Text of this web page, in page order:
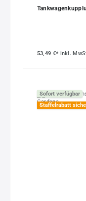
53,49 €* inkl.
Sofort verfügbar
Staffelrabatt